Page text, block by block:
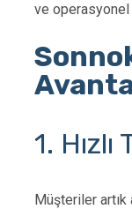
ve operasyonel
1.
Müşteriler artık